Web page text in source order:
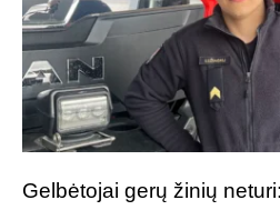
Gelbėtojai gerų žinių